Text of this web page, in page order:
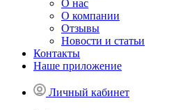
О нас
О компании
Отзывы
Новости и статьи
Контакты
Наше приложение
Личный кабинет